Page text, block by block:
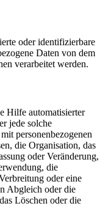
oder identifizierbare
Daten von dem
verarbeitet werden.
Hilfe automatisierter
jede solche
personenbezogenen
die Organisation, das
oder Veränderung,
die
oder eine
Abgleich oder die
Löschen oder die